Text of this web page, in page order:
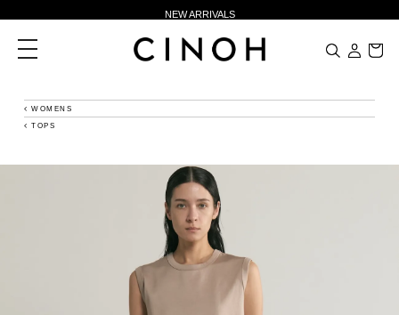
NEW ARRIVALS
新規会員登録500ポイントプレゼント
夏季休業に伴う一部業務休業のお知らせ
ニュースレター登録で¥1,000クーポン進呈
toggle
navigation
WOMENS
TOPS